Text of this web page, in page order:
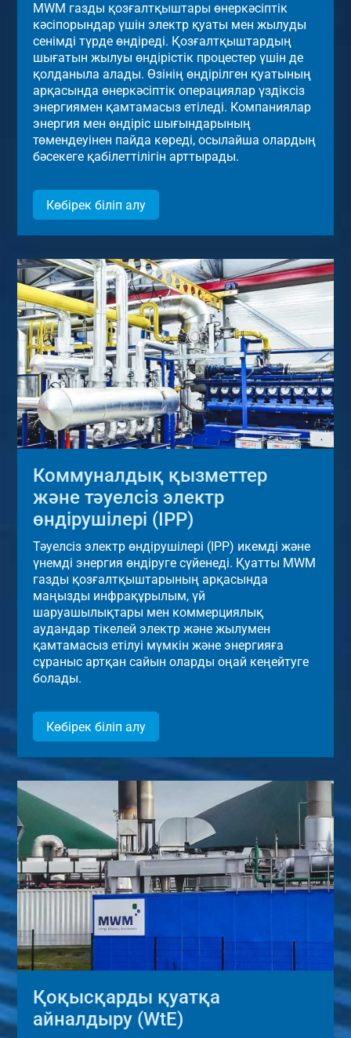
MWM газды қозғалтқыштары өнеркәсіптік
кәсіпорындар үшін электр қуаты мен жылуды
сенімді түрде өндіреді. Қозғалтқыштардың
шығатын жылуы өндірістік процестер үшін де
қолданыла алады. Өзінің өндірілген қуатының
арқасында өнеркәсіптік операциялар үздіксіз
энергиямен қамтамасыз етіледі. Компаниялар
энергия мен өндіріс шығындарының
төмендеуінен пайда көреді, осылайша олардың
бәсекеге қабілеттілігін арттырады.
Көбірек біліп алу
Коммуналдық қызметтер
және тәуелсіз электр
өндірушілері (IPP)
Тәуелсіз электр өндірушілері (IPP) икемді және
үнемді энергия өндіруге сүйенеді. Қуатты MWM
газды қозғалтқыштарының арқасында
маңызды инфрақұрылым, үй
шаруашылықтары мен коммерциялық
аудандар тікелей электр және жылумен
қамтамасыз етілуі мүмкін және энергияға
сұраныс артқан сайын оларды оңай кеңейтуге
болады.
Көбірек біліп алу
Қоқысқарды қуатқа
айналдыру (WtE)